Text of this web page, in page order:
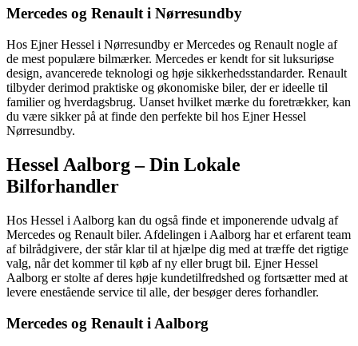
Mercedes og Renault i Nørresundby
Hos Ejner Hessel i Nørresundby er Mercedes og Renault nogle af
de mest populære bilmærker. Mercedes er kendt for sit luksuriøse
design, avancerede teknologi og høje sikkerhedsstandarder. Renault
tilbyder derimod praktiske og økonomiske biler, der er ideelle til
familier og hverdagsbrug. Uanset hvilket mærke du foretrækker, kan
du være sikker på at finde den perfekte bil hos Ejner Hessel
Nørresundby.
Hessel Aalborg – Din Lokale
Bilforhandler
Hos Hessel i Aalborg kan du også finde et imponerende udvalg af
Mercedes og Renault biler. Afdelingen i Aalborg har et erfarent team
af bilrådgivere, der står klar til at hjælpe dig med at træffe det rigtige
valg, når det kommer til køb af ny eller brugt bil. Ejner Hessel
Aalborg er stolte af deres høje kundetilfredshed og fortsætter med at
levere enestående service til alle, der besøger deres forhandler.
Mercedes og Renault i Aalborg